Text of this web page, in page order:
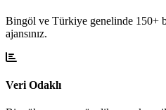
Bingöl ve Türkiye genelinde 150+
ajansınız.
Veri Odaklı